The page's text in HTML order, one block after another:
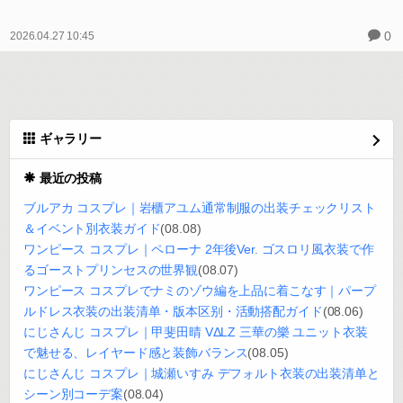
2026.04.27 10:45 0
ギャラリー
最近の投稿
ブルアカ コスプレ｜岩櫃アユム通常制服の出装チェックリスト
＆イベント別衣装ガイド(08.08)
ワンピース コスプレ｜ペローナ 2年後Ver. ゴスロリ風衣装で作
るゴーストプリンセスの世界観(08.07)
ワンピース コスプレでナミのゾウ編を上品に着こなす｜パープ
ルドレス衣装の出装清单・版本区别・活動搭配ガイド(08.06)
にじさんじ コスプレ｜甲斐田晴 VΔLZ 三華の樂 ユニット衣装
で魅せる、レイヤード感と装飾バランス(08.05)
にじさんじ コスプレ｜城瀬いすみ デフォルト衣装の出装清单と
シーン別コーデ案(08.04)